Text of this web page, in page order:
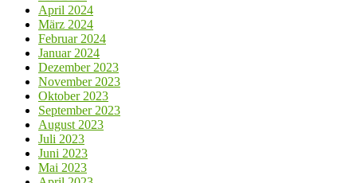
April 2024
März 2024
Februar 2024
Januar 2024
Dezember 2023
November 2023
Oktober 2023
September 2023
August 2023
Juli 2023
Juni 2023
Mai 2023